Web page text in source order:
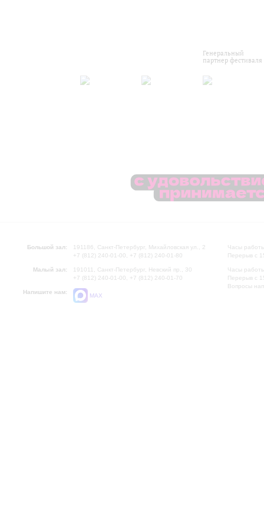
Генеральный
партнер фестиваля
Большой зал:
191186, Санкт-Петербург, Михайловская ул., 2
+7 (812) 240-01-00, +7 (812) 240-01-80
Малый зал:
191011, Санкт-Петербург, Невский пр., 30
+7 (812) 240-01-00, +7 (812) 240-01-70
Напишите нам:
MAX
Часы
Перерыв с
Часы
Перерыв с
Вопросы